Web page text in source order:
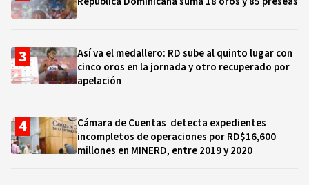
Así va el medallero: RD sube al quinto lugar con
cinco oros en la jornada y otro recuperado por
apelación
Cámara de Cuentas detecta expedientes
incompletos de operaciones por RD$16,600
millones en MINERD, entre 2019 y 2020